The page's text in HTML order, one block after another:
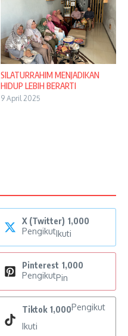
SILATURRAHIM MENJADIKAN
HIDUP LEBIH BERARTI
9 April 2025
X (Twitter) 1,000
PengikutIkuti
Pinterest 1,000
PengikutPin
Tiktok 1,000Pengikut
Ikuti